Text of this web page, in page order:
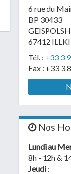
6 rue du
BP 30433
67412
Tél. : +33 3
Fax : +33 3
Nos
Lundi au
8h - 12h &
Jeudi :